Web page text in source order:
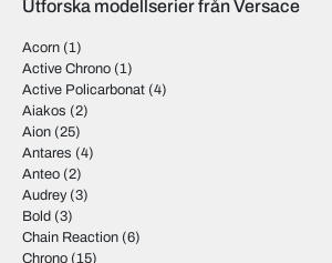
Utforska modellserier från Versace
Acorn (1)
Active Chrono (1)
Active Policarbonat (4)
Aiakos (2)
Aion (25)
Antares (4)
Anteo (2)
Audrey(3)
Bold (3)
Chain Reaction (6)
Chrono (15)